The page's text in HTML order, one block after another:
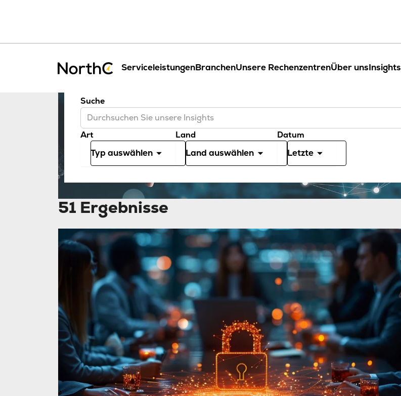
ServiceleistungenBranchenUnsere RechenzentrenÜber unsInsights
Suche
Art
Typ auswählen
Land
Land auswählen
Datum
Letzte
51 Ergebnisse